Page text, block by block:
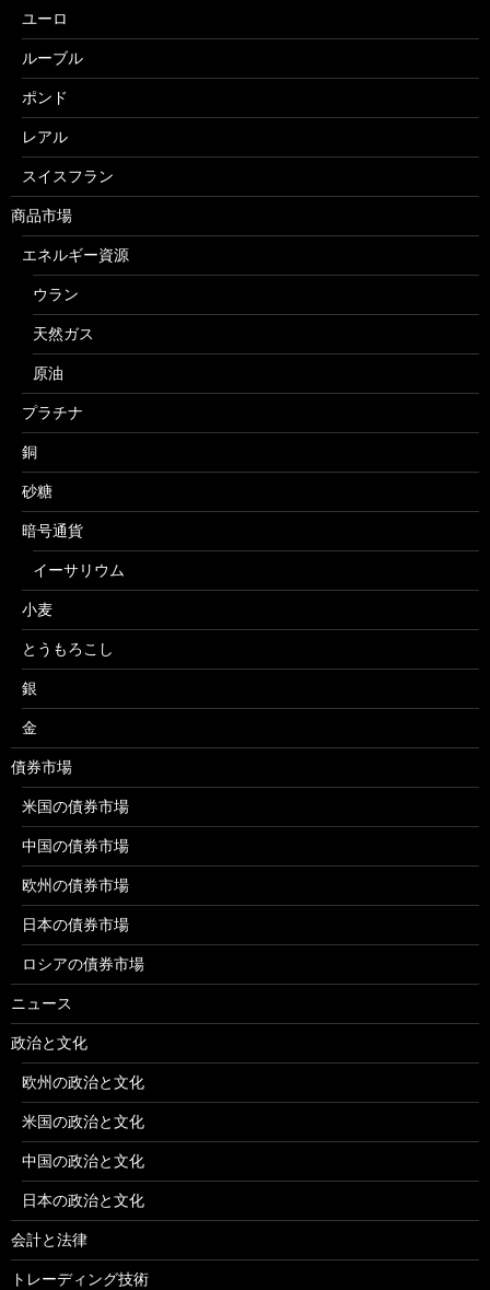
ユーロ
ルーブル
ポンド
レアル
スイスフラン
商品市場
エネルギー資源
ウラン
天然ガス
原油
プラチナ
銅
砂糖
暗号通貨
イーサリウム
小麦
とうもろこし
銀
金
債券市場
米国の債券市場
中国の債券市場
欧州の債券市場
日本の債券市場
ロシアの債券市場
ニュース
政治と文化
欧州の政治と文化
米国の政治と文化
中国の政治と文化
日本の政治と文化
会計と法律
トレーディング技術